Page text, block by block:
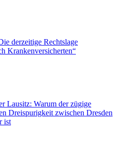
derzeitige Rechtslage
Krankenversicherten“
Lausitz: Warum der zügige
Dreispurigkeit zwischen Dresden
ist